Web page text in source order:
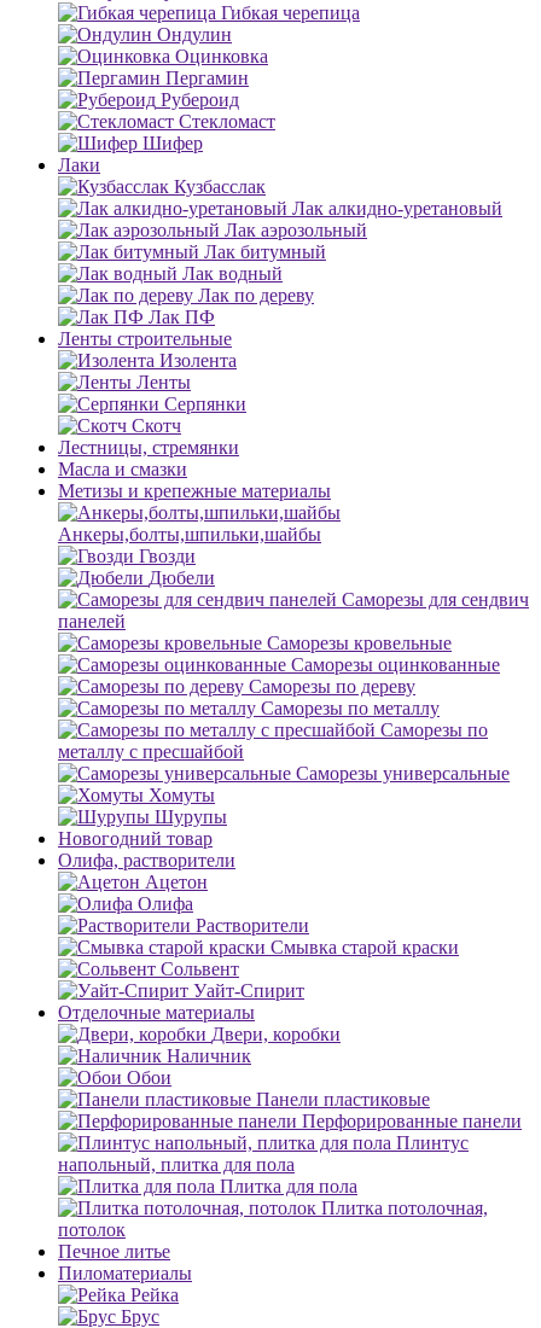
Гибкая черепица
Ондулин
Оцинковка
Пергамин
Рубероид
Стекломаст
Шифер
Лаки
Кузбасслак
Лак алкидно-уретановый
Лак аэрозольный
Лак битумный
Лак водный
Лак по дереву
Лак ПФ
Ленты строительные
Изолента
Ленты
Серпянки
Скотч
Лестницы, стремянки
Масла и смазки
Метизы и крепежные материалы
Анкеры,болты,шпильки,шайбы
Гвозди
Дюбели
Саморезы для сендвич
панелей
Саморезы кровельные
Саморезы оцинкованные
Саморезы по дереву
Саморезы по металлу
Саморезы по
металлу с пресшайбой
Саморезы универсальные
Хомуты
Шурупы
Новогодний товар
Олифа, растворители
Ацетон
Олифа
Растворители
Смывка старой краски
Сольвент
Уайт-Спирит
Отделочные материалы
Двери, коробки
Наличник
Обои
Панели пластиковые
Перфорированные панели
Плинтус
напольный, плитка для пола
Плитка для пола
Плитка потолочная,
потолок
Печное литье
Пиломатериалы
Рейка
Брус